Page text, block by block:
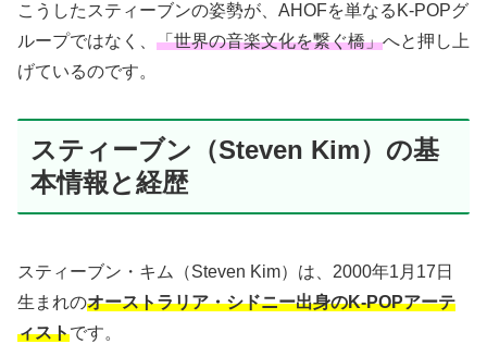
こうしたスティーブンの姿勢が、AHOFを単なるK-POPグ
ループではなく、 「世界の音楽文化を繋ぐ橋」へと押し上
げているのです。
スティーブン（Steven Kim）の基
本情報と経歴
スティーブン・キム（Steven Kim）は、2000年1月17日
生まれのオーストラリア・シドニー出身のK-POPアーテ
ィストです。